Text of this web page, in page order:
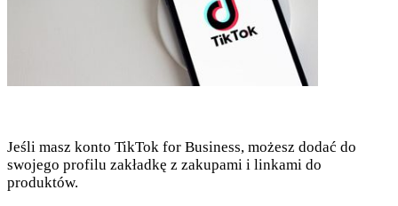
Jeśli masz konto TikTok for Business, możesz dodać do
swojego profilu zakładkę z zakupami i linkami do
produktów.